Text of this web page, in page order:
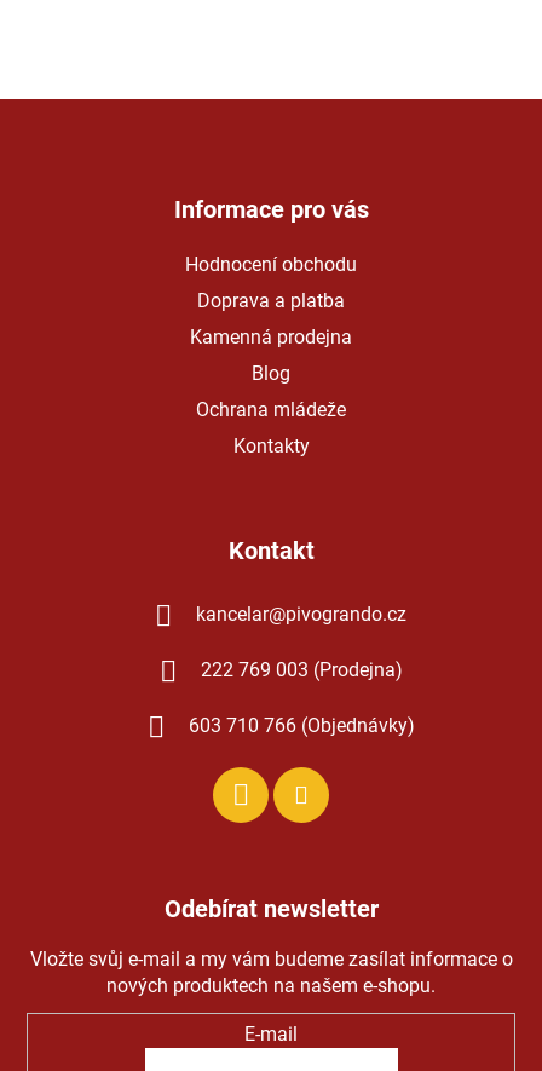
Informace pro vás
Hodnocení obchodu
Doprava a platba
Kamenná prodejna
Blog
Ochrana mládeže
Kontakty
Kontakt
kancelar@pivogrando.cz
222 769 003 (Prodejna)
603 710 766 (Objednávky)
Odebírat newsletter
Vložte svůj e-mail a my vám budeme zasílat informace o
nových produktech na našem e-shopu.
E-mail